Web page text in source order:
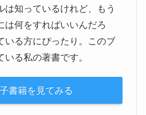
は知っているけれど、もう
は何をすればいいんだろ
いる方にぴったり。このブ
いる私の著書です。
書籍を見てみる